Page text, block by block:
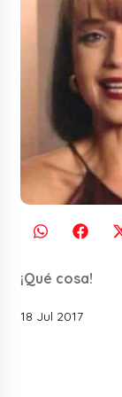
¡Qué cosa!
18 Jul 2017